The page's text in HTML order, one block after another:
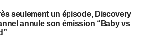
seulement un épisode, Discovery
annule son émission “Baby vs